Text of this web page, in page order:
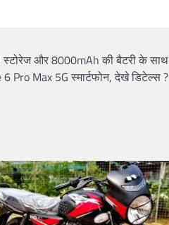
स्टोरेज और 8000mAh की बैटरी के साथ
Pro Max 5G स्मार्टफोन, देखे डिटेल्स ?